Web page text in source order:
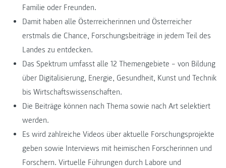
Familie oder Freunden.
Damit haben alle Österreicherinnen und Österreicher
erstmals die Chance, Forschungsbeiträge in jedem Teil des
Landes zu entdecken.
Das Spektrum umfasst alle 12 Themengebiete – von Bildung
über Digitalisierung, Energie, Gesundheit, Kunst und Technik
bis Wirtschaftswissenschaften.
Die Beiträge können nach Thema sowie nach Art selektiert
werden.
Es wird zahlreiche Videos über aktuelle Forschungsprojekte
geben sowie Interviews mit heimischen Forscherinnen und
Forschern. Virtuelle Führungen durch Labore und